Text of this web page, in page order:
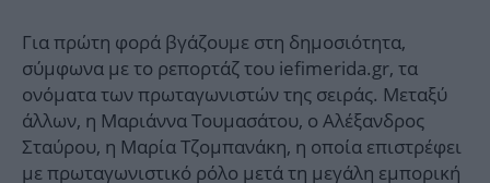
Για πρώτη φορά βγάζουμε στη δημοσιότητα,
σύμφωνα με το ρεπορτάζ του iefimerida.gr, τα
ονόματα των πρωταγωνιστών της σειράς. Μεταξύ
άλλων, η Μαριάννα Τουμασάτου, ο Αλέξανδρος
Σταύρου, η Μαρία Τζομπανάκη, η οποία επιστρέφει
με πρωταγωνιστικό ρόλο μετά τη μεγάλη εμπορική